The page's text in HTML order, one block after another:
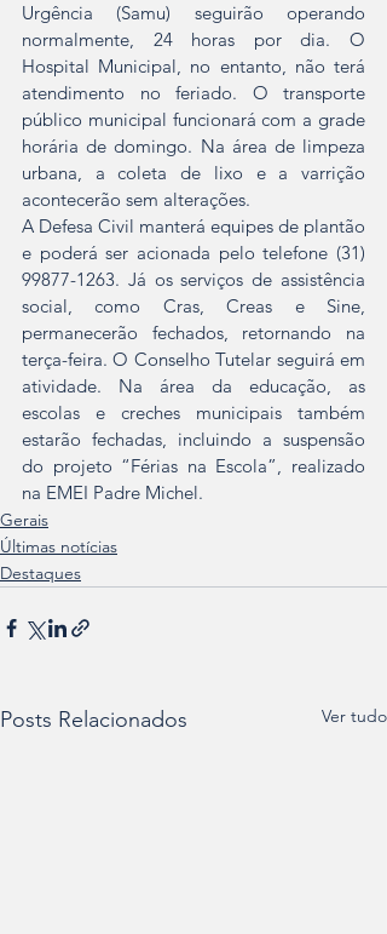
Urgência (Samu) seguirão operando
normalmente, 24 horas por dia. O
Hospital Municipal, no entanto, não terá
atendimento no feriado. O transporte
público municipal funcionará com a grade
horária de domingo. Na área de limpeza
urbana, a coleta de lixo e a varrição
acontecerão sem alterações.
A Defesa Civil manterá equipes de plantão
e poderá ser acionada pelo telefone (31)
99877-1263. Já os serviços de assistência
social, como Cras, Creas e Sine,
permanecerão fechados, retornando na
terça-feira. O Conselho Tutelar seguirá em
atividade. Na área da educação, as
escolas e creches municipais também
estarão fechadas, incluindo a suspensão
do projeto “Férias na Escola”, realizado
na EMEI Padre Michel.
Gerais
Últimas notícias
Destaques
Posts Relacionados Ver tudo